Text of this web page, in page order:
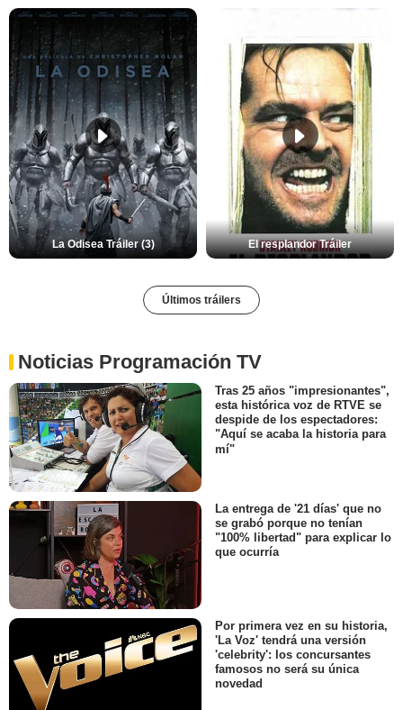
La Odisea Tráiler (3) El resplandor Tráiler
Últimos tráilers
Noticias Programación TV
Tras 25 años "impresionantes",
esta histórica voz de RTVE se
despide de los espectadores:
"Aquí se acaba la historia para
mí"
La entrega de '21 días' que no
se grabó porque no tenían
"100% libertad" para explicar lo
que ocurría
Por primera vez en su historia,
'La Voz' tendrá una versión
'celebrity': los concursantes
famosos no será su única
novedad